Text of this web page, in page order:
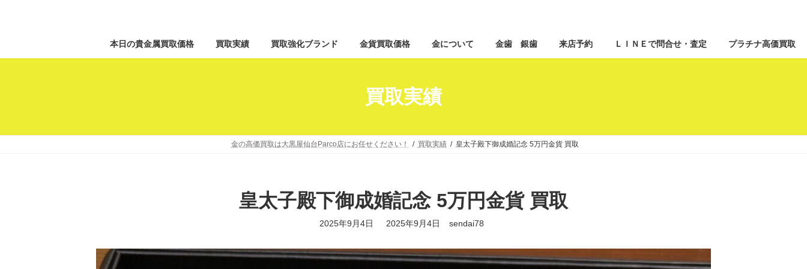
ン
テ
ツ
へ
ッ
プ
ビ
ゲ
シ
ョ
移
動
本日の貴金属買取価格 買取実績 買取強化ブランド 金貨買取価格 金について 金歯 銀歯 来店予約 ＬＩＮＥで問合せ・査定 プラチナ高価買取
買取実績
金の高価買取は大黒屋仙台Parco店にお任せください！ 買取実績 皇太子殿下御成婚記念 5万円金貨 買取
皇太子殿下御成婚記念 5万円金貨 買取
2025年9月4日
最
新
2025年9月4日 sendai78